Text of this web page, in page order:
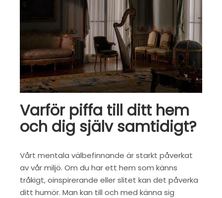
Varför piffa till ditt hem
och dig själv samtidigt?
Vårt mentala välbefinnande är starkt påverkat
av vår miljö. Om du har ett hem som känns
tråkigt, oinspirerande eller slitet kan det påverka
ditt humör. Man kan till och med känna sig